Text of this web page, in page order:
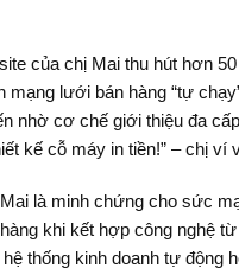
của chị Mai thu hút hơn
mạng lưới bán hàng “tự
nhờ cơ chế giới thiệu đa
kế cỗ máy in tiền!” – chị ví
là minh chứng cho sức
khi kết hợp công nghệ
thống kinh doanh tự động